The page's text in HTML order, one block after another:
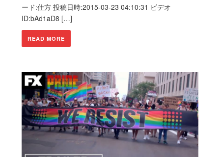
ード:仕方 投稿日時:2015-03-23 04:10:31 ビデオ
ID:bAd1aD8 […]
READ MORE